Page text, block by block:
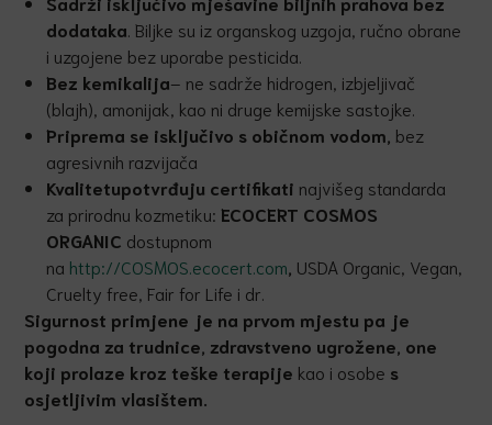
dodataka . Biljke su iz organskog uzgoja, ručno obrane
i uzgojene bez uporabe pesticida.
Bez kemikalija– ne sadrže hidrogen, izbjeljivač
(blajh), amonijak, kao ni druge kemijske sastojke.
Priprema se isključivo s običnom vodom, bez
agresivnih razvijača
Kvalitetupotvrđuju certifikati najvišeg standarda
za prirodnu kozmetiku: ECOCERT COSMOS
ORGANIC dostupnom
na http://COSMOS.ecocert.com USDA Organic, Vegan,
Cruelty free, Fair for Life i dr.
Sigurnost primjene je na prvom mjestu pa je
pogodna za trudnice, zdravstveno ugrožene, one
koji prolaze kroz teške terapije kao i osobe s
osjetljivim vlasištem.